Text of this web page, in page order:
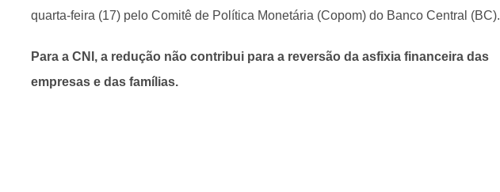
quarta-feira (17) pelo Comitê de Política Monetária (Copom) do Banco Central (BC).
Para a CNI, a redução não contribui para a reversão da asfixia financeira das
empresas e das famílias.